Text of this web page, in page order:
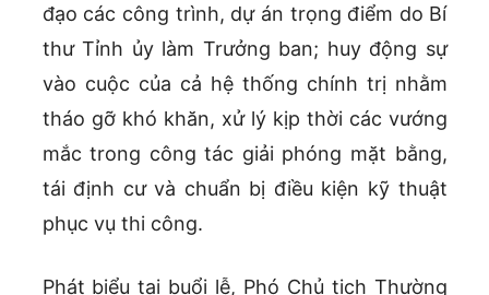
đạo các công trình, dự án trọng điểm do Bí
thư Tỉnh ủy làm Trưởng ban; huy động sự
vào cuộc của cả hệ thống chính trị nhằm
tháo gỡ khó khăn, xử lý kịp thời các vướng
mắc trong công tác giải phóng mặt bằng,
tái định cư và chuẩn bị điều kiện kỹ thuật
phục vụ thi công.
Phát biểu tại buổi lễ, Phó Chủ tịch Thường